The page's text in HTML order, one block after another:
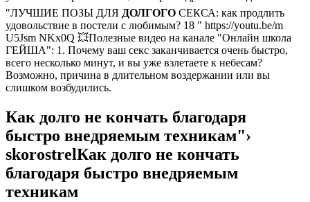
"ЛУЧШИЕ ПОЗЫ ДЛЯ ДОЛГОГО СЕКСА: как продлить
удовольствие в постели с любимым? 18 " https://youtu.be/m
U5Jsm NKx0Q 💥Полезные видео на канале "Онлайн школа
ГЕЙША": 1. Почему ваш секс заканчивается очень быстро,
всего несколько минут, и вы уже взлетаете к небесам?
Возможно, причина в длительном воздержании или вы
слишком возбудились.
Как долго не кончать благодаря
быстро внедряемым техникам"›
skorostrelКак долго не кончать
благодаря быстро внедряемым
техникам